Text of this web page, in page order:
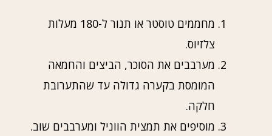
מחממים טוסטר או תנור ל-180 מעלות
צלזיוס.
מערבבים את הסוכר, הביצים והחמאה
המומסת בקערה גדולה עד שהתערובת
חלקה.
מוסיפים את תמצית הווניל ומערבבים שוב.